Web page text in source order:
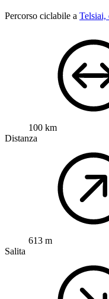
Percorso ciclabile a Telsiai,
100 km
Distanza
613 m
Salita